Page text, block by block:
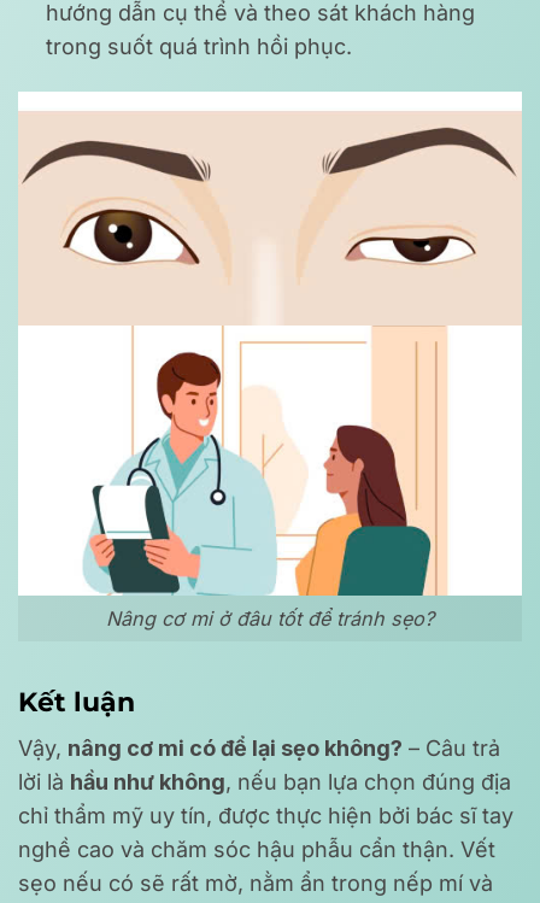
hướng dẫn cụ thể và theo sát khách hàng
trong suốt quá trình hồi phục.
Nâng cơ mi ở đâu tốt để tránh sẹo?
Kết luận
Vậy, nâng cơ mi có để lại sẹo không? – Câu trả
lời là hầu như không, nếu bạn lựa chọn đúng địa
chỉ thẩm mỹ uy tín, được thực hiện bởi bác sĩ tay
nghề cao và chăm sóc hậu phẫu cẩn thận. Vết
sẹo nếu có sẽ rất mờ, nằm ẩn trong nếp mí và